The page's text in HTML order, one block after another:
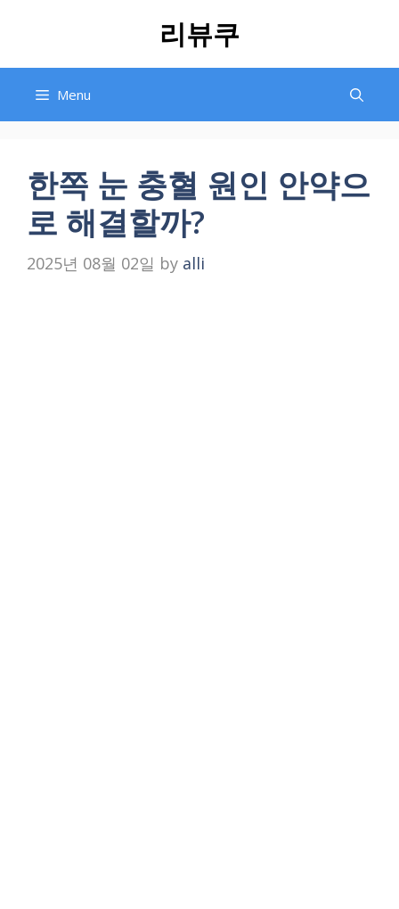
리뷰쿠
Menu
한쪽 눈 충혈 원인 안약으
로 해결할까?
2025년 08월 02일 by alli